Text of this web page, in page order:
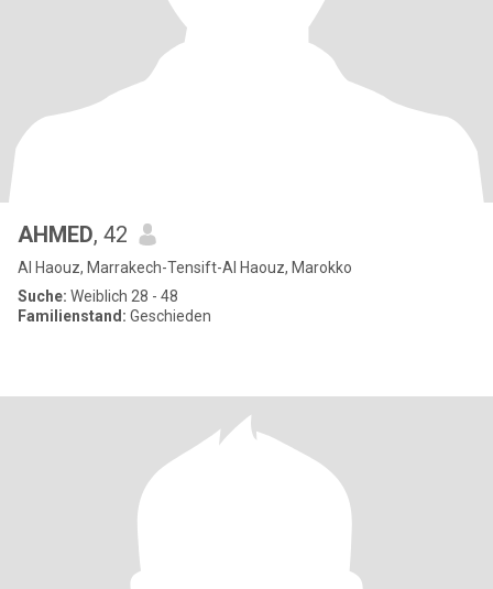
AHMED, 42
Al Haouz, Marrakech-Tensift-Al Haouz, Marokko
Suche: Weiblich 28 - 48
Familienstand: Geschieden